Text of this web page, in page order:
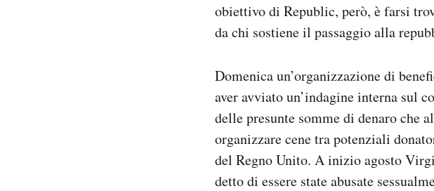
obiettivo di Republic, però, è farsi
da chi sostiene il passaggio alla
Domenica un’organizzazione di
aver avviato un’indagine interna sul
delle presunte somme di denaro che
organizzare cene tra potenziali
del Regno Unito. A inizio agosto
detto di essere state abusate